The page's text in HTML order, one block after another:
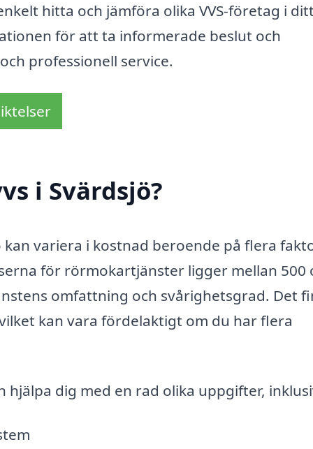
hitta och jämföra olika VVS-företag i ditt
för att ta informerade beslut och
professionell service.
i Svärdsjö?
variera i kostnad beroende på flera
för rörmokartjänster ligger mellan 500
omfattning och svårighetsgrad. Det
kan vara fördelaktigt om du har flera
dig med en rad olika uppgifter,